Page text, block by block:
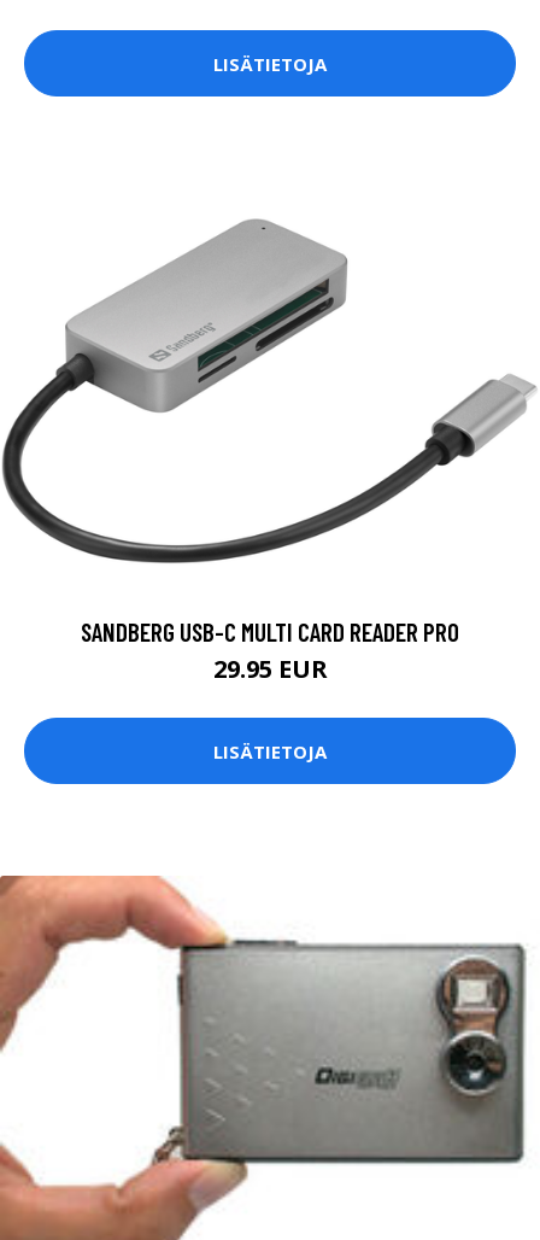
LISÄTIETOJA
SANDBERG USB-C MULTI CARD READER PRO
29.95 EUR
LISÄTIETOJA